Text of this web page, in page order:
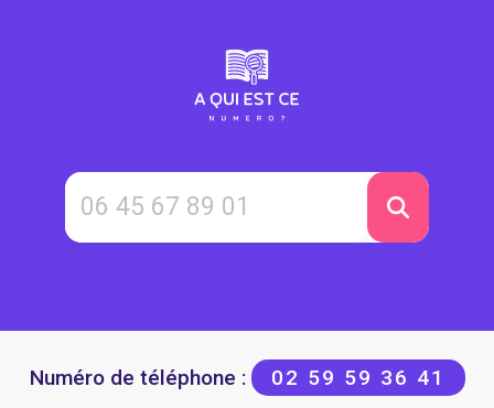
Numéro de téléphone : 02 59 59 36 41